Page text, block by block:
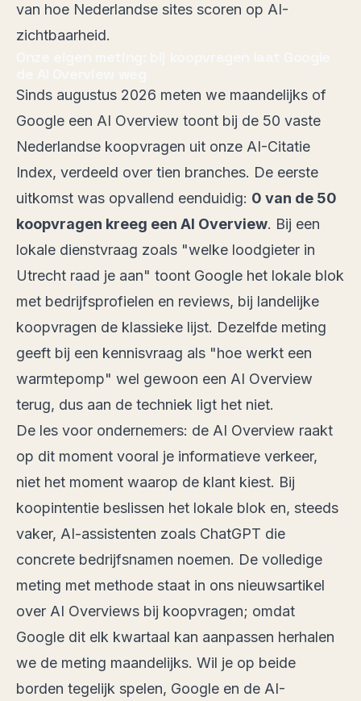
van hoe Nederlandse sites scoren op AI-
zichtbaarheid.
Sinds augustus 2026 meten we maandelijks of
Google een AI Overview toont bij de 50 vaste
Nederlandse koopvragen uit onze AI-Citatie
Index, verdeeld over tien branches. De eerste
uitkomst was opvallend eenduidig: 0 van de 50
koopvragen kreeg een AI Overview. Bij een
lokale dienstvraag zoals "welke loodgieter in
Utrecht raad je aan" toont Google het lokale blok
met bedrijfsprofielen en reviews, bij landelijke
koopvragen de klassieke lijst. Dezelfde meting
geeft bij een kennisvraag als "hoe werkt een
warmtepomp" wel gewoon een AI Overview
terug, dus aan de techniek ligt het niet.
De les voor ondernemers: de AI Overview raakt
op dit moment vooral je informatieve verkeer,
niet het moment waarop de klant kiest. Bij
koopintentie beslissen het lokale blok en, steeds
vaker, AI-assistenten zoals ChatGPT die
concrete bedrijfsnamen noemen. De volledige
meting met methode staat in ons nieuwsartikel
over AI Overviews bij koopvragen; omdat
Google dit elk kwartaal kan aanpassen herhalen
we de meting maandelijks. Wil je op beide
borden tegelijk spelen, Google en de AI-